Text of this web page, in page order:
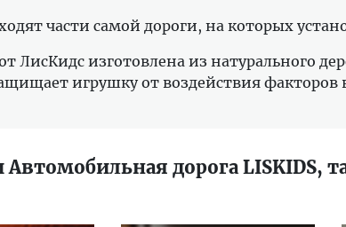
части самой дороги, на которых
ЛисКидс изготовлена из натурального
игрушку от воздействия
дорога LISKIDS,